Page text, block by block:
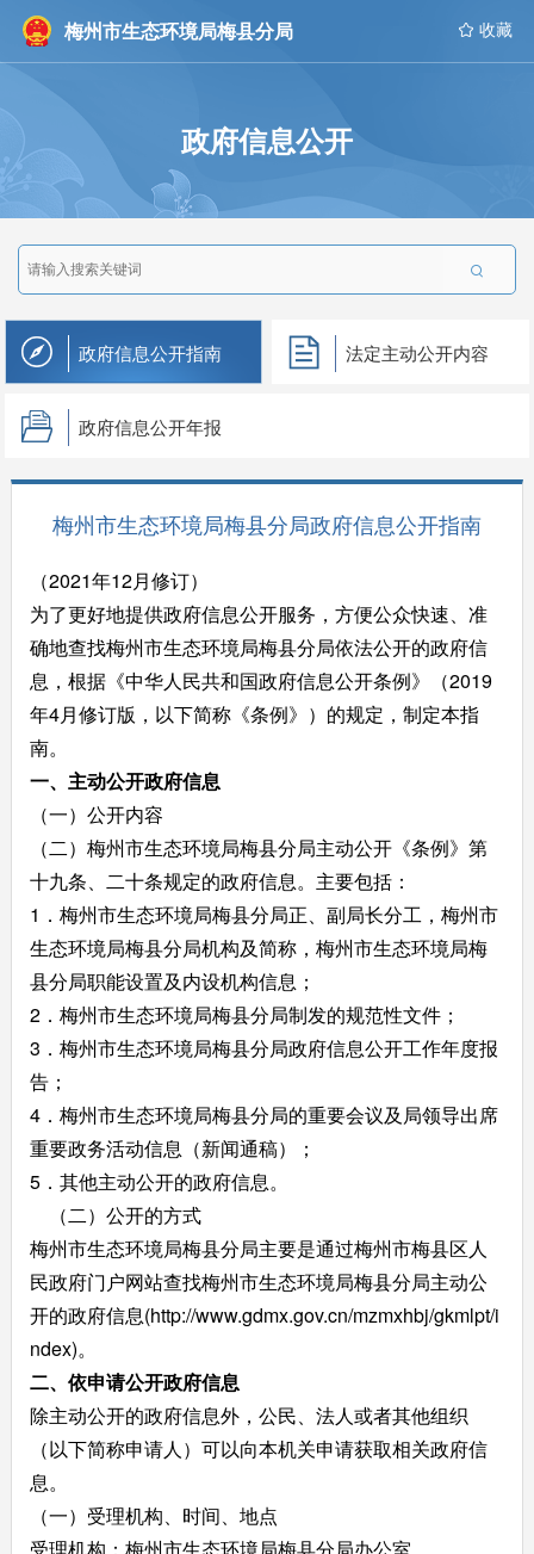
梅州市生态环境局梅县分局  收藏
政府信息公开

政府信息公开指南 法定主动公开内容
政府信息公开年报
梅州市生态环境局梅县分局政府信息公开指南
（2021年12月修订）
为了更好地提供政府信息公开服务，方便公众快速、准
确地查找梅州市生态环境局梅县分局依法公开的政府信
息，根据《中华人民共和国政府信息公开条例》（2019
年4月修订版，以下简称《条例》）的规定，制定本指
南。
一、主动公开政府信息
（一）公开内容
（二）梅州市生态环境局梅县分局主动公开《条例》第
十九条、二十条规定的政府信息。主要包括：
1．梅州市生态环境局梅县分局正、副局长分工，梅州市
生态环境局梅县分局机构及简称，梅州市生态环境局梅
县分局职能设置及内设机构信息；
2．梅州市生态环境局梅县分局制发的规范性文件；
3．梅州市生态环境局梅县分局政府信息公开工作年度报
告；
4．梅州市生态环境局梅县分局的重要会议及局领导出席
重要政务活动信息（新闻通稿）；
5．其他主动公开的政府信息。
（二）公开的方式
梅州市生态环境局梅县分局主要是通过梅州市梅县区人
民政府门户网站查找梅州市生态环境局梅县分局主动公
开的政府信息(http://www.gdmx.gov.cn/mzmxhbj/gkmlpt/i
ndex)。
二、依申请公开政府信息
除主动公开的政府信息外，公民、法人或者其他组织
（以下简称申请人）可以向本机关申请获取相关政府信
息。
（一）受理机构、时间、地点
受理机构：梅州市生态环境局梅县分局办公室